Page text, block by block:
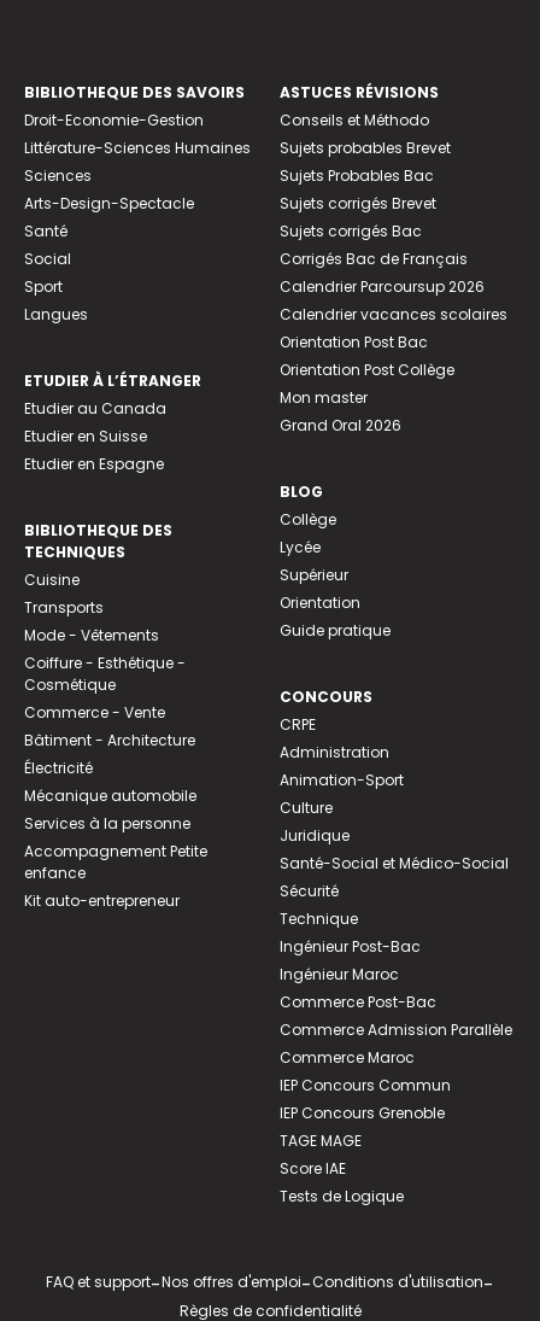
BIBLIOTHEQUE DES SAVOIRS
Droit-Economie-Gestion
Littérature-Sciences Humaines
Sciences
Arts-Design-Spectacle
Santé
Social
Sport
Langues
ETUDIER À L’ÉTRANGER
Etudier au Canada
Etudier en Suisse
Etudier en Espagne
BIBLIOTHEQUE DES
TECHNIQUES
Cuisine
Transports
Mode - Vêtements
Coiffure - Esthétique -
Cosmétique
Commerce - Vente
Bâtiment - Architecture
Électricité
Mécanique automobile
Services à la personne
Accompagnement Petite
enfance
Kit auto-entrepreneur
ASTUCES RÉVISIONS
Conseils et Méthodo
Sujets probables Brevet
Sujets Probables Bac
Sujets corrigés Brevet
Sujets corrigés Bac
Corrigés Bac de Français
Calendrier Parcoursup 2026
Calendrier vacances scolaires
Orientation Post Bac
Orientation Post Collège
Mon master
Grand Oral 2026
BLOG
Collège
Lycée
Supérieur
Orientation
Guide pratique
CONCOURS
CRPE
Administration
Animation-Sport
Culture
Juridique
Santé-Social et Médico-Social
Sécurité
Technique
Ingénieur Post-Bac
Ingénieur Maroc
Commerce Post-Bac
Commerce Admission Parallèle
Commerce Maroc
IEP Concours Commun
IEP Concours Grenoble
TAGE MAGE
Score IAE
Tests de Logique
FAQ et support-Nos offres d'emploi-Conditions d'utilisation-
Règles de confidentialité